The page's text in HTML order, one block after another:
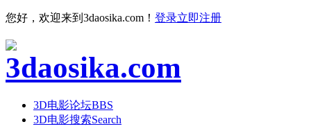
您好，欢迎来到3daosika.com！ 登录立即注册
3D电影论坛BBS
3D电影搜索Search